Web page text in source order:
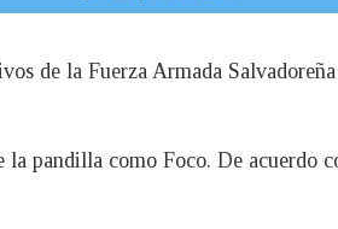
de la Fuerza Armada
pandilla como Foco. De acuerdo